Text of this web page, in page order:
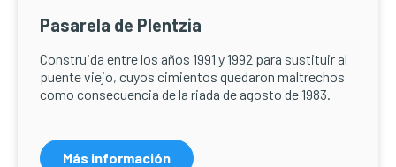
Pasarela de Plentzia
Construida entre los años 1991 y 1992 para sustituir al
puente viejo, cuyos cimientos quedaron maltrechos
como consecuencia de la riada de agosto de 1983.
Más información